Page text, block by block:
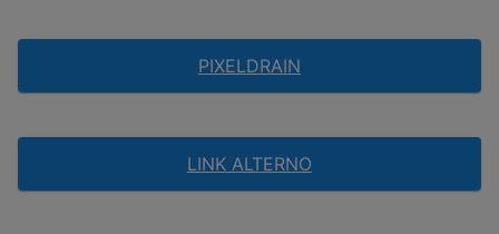
PIXELDRAIN
LINK ALTERNO